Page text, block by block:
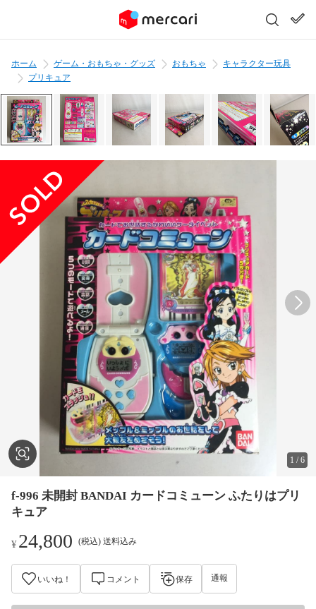
ホーム ゲーム・おもちゃ・グッズ おもちゃ
キャラクター玩具
プリキュア
1 /6
f-996 未開封 BANDAI カードコミューン ふたりはプリ
キュア
¥24,800 (税込) 送料込み
いいね！ コメント 保存 通報